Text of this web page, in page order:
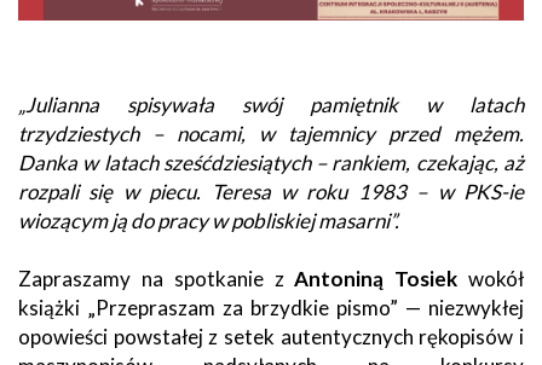
„Julianna spisywała swój pamiętnik w latach
trzydziestych – nocami, w tajemnicy przed mężem.
Danka w latach sześćdziesiątych – rankiem, czekając, aż
rozpali się w piecu. Teresa w roku 1983 – w PKS-ie
wiozącym ją do pracy w pobliskiej masarni”.
Zapraszamy na spotkanie zAntoniną Tosiek wokół
książki „Przepraszam za brzydkie pismo” — niezwykłej
opowieści powstałej z setek autentycznych rękopisów i